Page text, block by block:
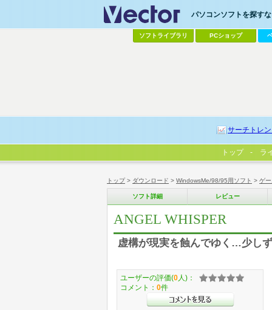
トップ> ダウンロード > WindowsMe/98/95用ソフト > ゲ
ソフト詳細 レビュー
ANGEL WHISPER
虚構が現実を蝕んでゆく…少し
ユーザーの評価(0 人)：
コメント： 0件
パソコンソフトを探す
ソフトライブラリ PCショップ
サーチトレ
トップ ラ